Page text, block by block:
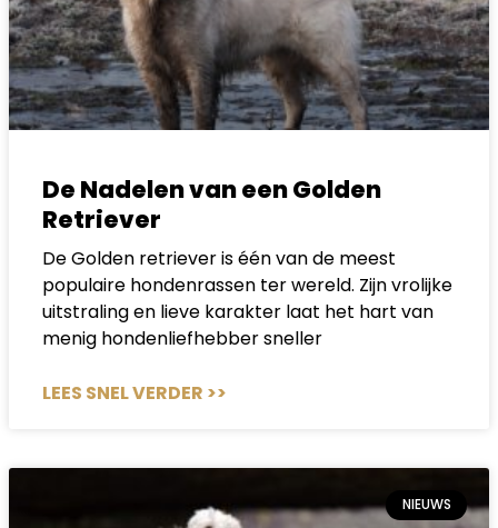
De Nadelen van een Golden
Retriever
De Golden retriever is één van de meest
populaire hondenrassen ter wereld. Zijn vrolijke
uitstraling en lieve karakter laat het hart van
menig hondenliefhebber sneller
LEES SNEL VERDER >>
NIEUWS